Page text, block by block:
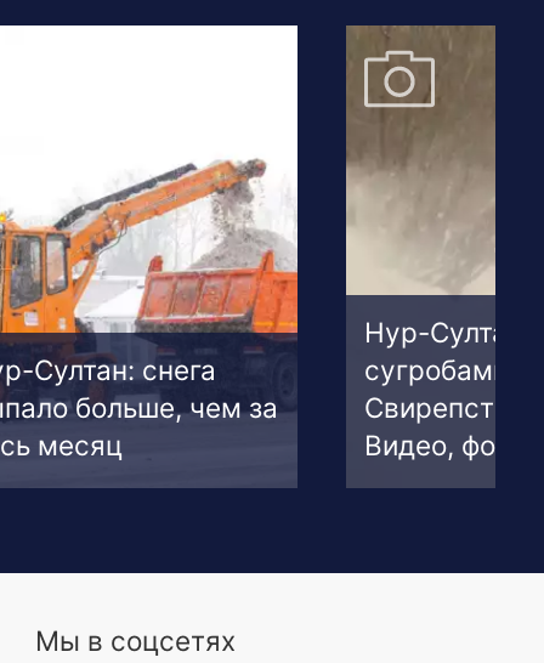
Султан: снега
больше, чем за
месяц
Нур-Султан
сугробами.
Видео, фото
Мы в соцсетях